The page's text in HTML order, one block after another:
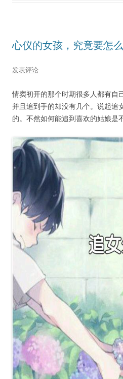
心仪的女孩，究竟要怎
发表评论
情窦初开的那个时期很多人都有自
并且追到手的却没有几个。说起追
的。不然如何能追到喜欢的姑娘是